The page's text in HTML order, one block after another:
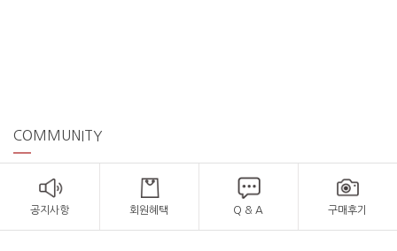
COMMUNITY
공지사항 회원혜택 Q & A 구매후기